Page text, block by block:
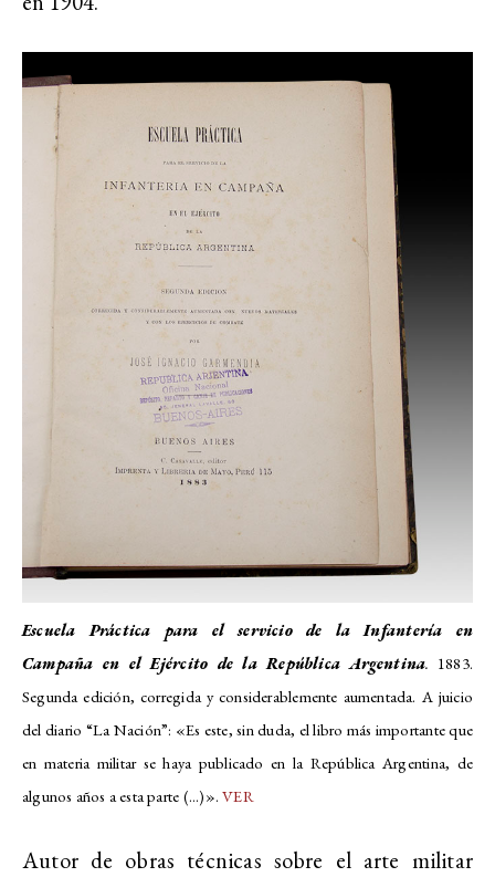
Escuela Práctica para el servicio de la Infantería en
Campaña en el Ejército de la República Argentina. 1883.
Segunda edición, corregida y considerablemente aumentada. A juicio
del diario “La Nación”: «Es este, sin duda, el libro más importante que
en materia militar se haya publicado en la República Argentina, de
algunos años a esta parte (...)». VER
Autor de obras técnicas sobre el arte militar